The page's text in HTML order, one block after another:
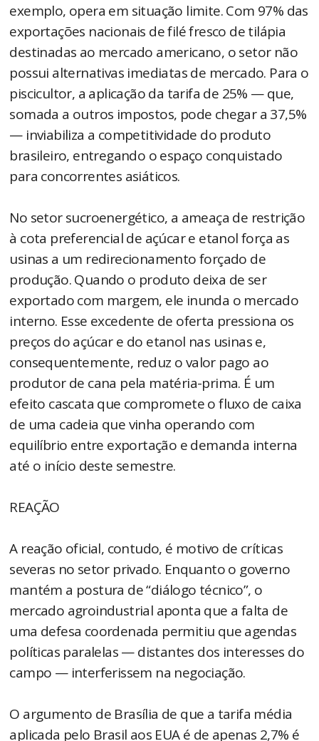
exemplo, opera em situação limite. Com 97% das
exportações nacionais de filé fresco de tilápia
destinadas ao mercado americano, o setor não
possui alternativas imediatas de mercado. Para o
piscicultor, a aplicação da tarifa de 25% — que,
somada a outros impostos, pode chegar a 37,5%
— inviabiliza a competitividade do produto
brasileiro, entregando o espaço conquistado
para concorrentes asiáticos.
No setor sucroenergético, a ameaça de restrição
à cota preferencial de açúcar e etanol força as
usinas a um redirecionamento forçado de
produção. Quando o produto deixa de ser
exportado com margem, ele inunda o mercado
interno. Esse excedente de oferta pressiona os
preços do açúcar e do etanol nas usinas e,
consequentemente, reduz o valor pago ao
produtor de cana pela matéria-prima. É um
efeito cascata que compromete o fluxo de caixa
de uma cadeia que vinha operando com
equilíbrio entre exportação e demanda interna
até o início deste semestre.
REAÇÃO
A reação oficial, contudo, é motivo de críticas
severas no setor privado. Enquanto o governo
mantém a postura de “diálogo técnico”, o
mercado agroindustrial aponta que a falta de
uma defesa coordenada permitiu que agendas
políticas paralelas — distantes dos interesses do
campo — interferissem na negociação.
O argumento de Brasília de que a tarifa média
aplicada pelo Brasil aos EUA é de apenas 2,7% é